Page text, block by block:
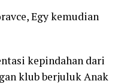
Egy kemudian
kepindahan dari
klub berjuluk Anak